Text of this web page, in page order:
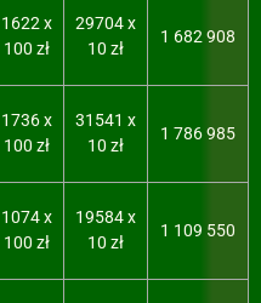
1622 x
100 zł
29704 x
10 zł
1 682 908
1736 x
100 zł
31541 x
10 zł
1 786 985
1074 x
100 zł
19584 x
10 zł
1 109 550